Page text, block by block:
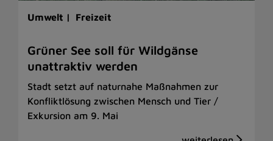
Umwelt | Freizeit
Grüner See soll für Wildgänse
unattraktiv werden
Stadt setzt auf naturnahe Maßnahmen zur
Konfliktlösung zwischen Mensch und Tier /
Exkursion am 9. Mai